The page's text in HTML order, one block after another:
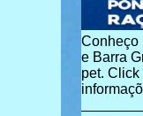
Conheço
e Barra
pet.